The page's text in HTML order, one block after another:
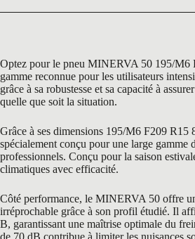
Optez pour le pneu MINERVA 50 195/M6
gamme reconnue pour les utilisateurs
grâce à sa robustesse et sa capacité à
quelle que soit la situation.
Grâce à ses dimensions 195/M6 F209 R15
spécialement conçu pour une large gamme
professionnels. Conçu pour la saison
climatiques avec efficacité.
Côté performance, le MINERVA 50 offre
irréprochable grâce à son profil étudié. Il
B, garantissant une maîtrise optimale du
de 70 dB contribue à limiter les nuisances